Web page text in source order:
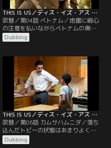
THIS IS US／ディス・イズ・アス シーズン3 第04話／吹替
吹替／第04話 ベトナム／地雷に細心
の注意を払いながらベトナムの奥地
を進むジャックとその部隊。幼い頃
から弟ニックのことを守ってきたジ
ックの手紙を読んでその窮状を知
り、弟のそばへ行こうと自ら兵役を
志願したのだった。やっとニックの
いるキャンプを訪れたジャックが目
にした弟の姿は…。
Dubbing
THIS IS US／ディス・イズ・アス シーズン3 第06話／吹替
吹替／第06話 カムサハムニダ／落ち
込んだトビーの状態はあまりよくな
らず、ケイトは母親に助言を求め
る。そんな中、2人の愛犬にアクシ
Dubbing